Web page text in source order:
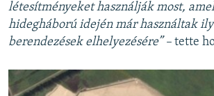
létesítményeket használják most,
hidegháború idején már használtak
berendezések elhelyezésére” – tette